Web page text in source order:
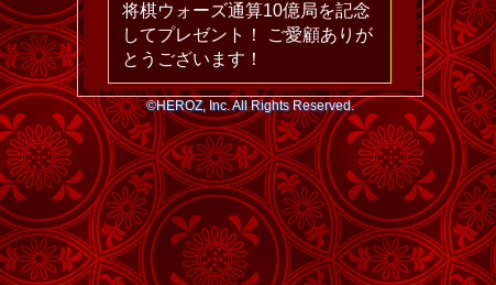
将棋ウォーズ通算10億局を記念
してプレゼント！ ご愛顧ありが
とうございます！
©HEROZ, Inc. All Rights Reserved.